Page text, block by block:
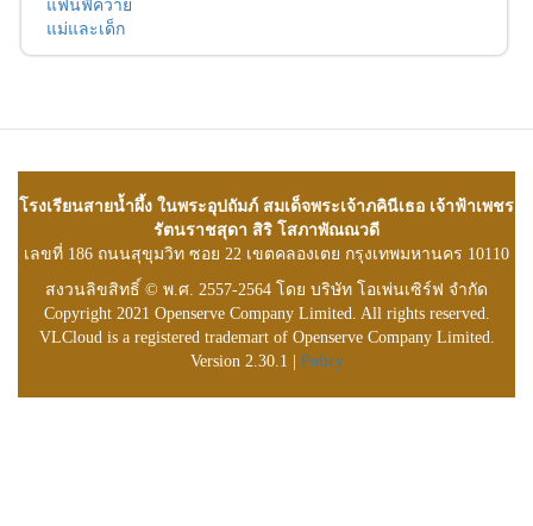
แม่และเด็ก
โรงเรียนสายน้ำผึ้ง ในพระอุปถัมภ์ สมเด็จพระเจ้าภคินีเธอ เจ้าฟ้าเพชร
รัตนราชสุดา สิริ โสภาพัณณวดี
เลขที่ 186 ถนนสุขุมวิท ซอย 22 เขตคลองเตย กรุงเทพมหานคร 10110
สงวนลิขสิทธิ์ © พ.ศ. 2557-2564 โดย บริษัท โอเพ่นเซิร์ฟ จำกัด
Copyright 2021 Openserve Company Limited. All rights reserved.
VLCloud is a registered trademart of Openserve Company Limited.
Version 2.30.1 | Policy